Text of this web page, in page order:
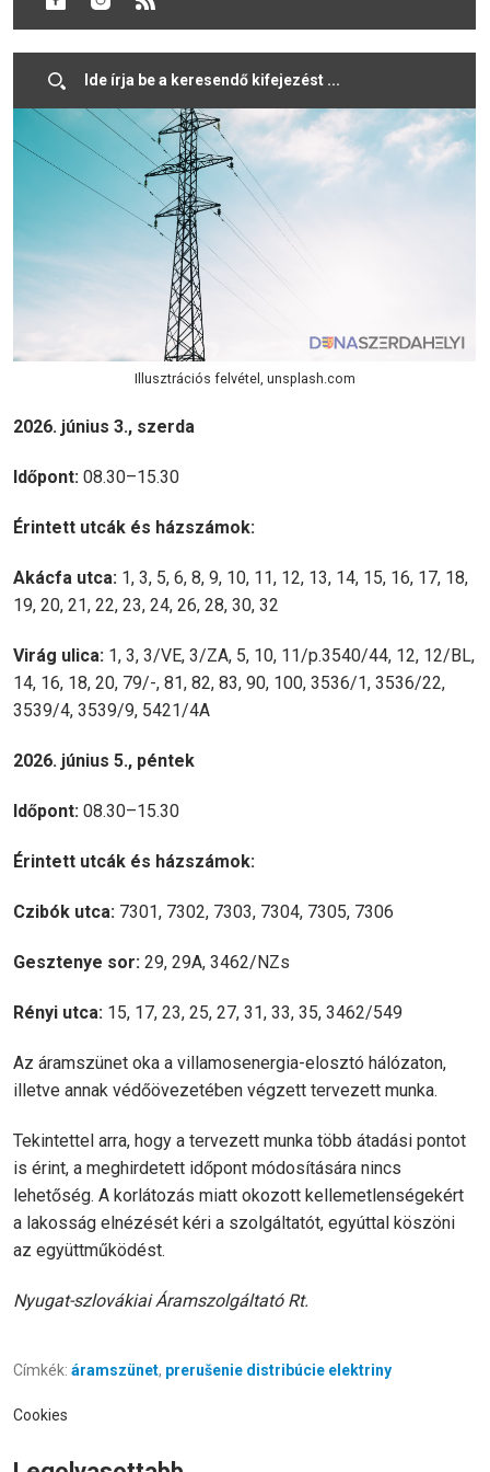
területein.
Illusztrációs felvétel, unsplash.com
2026. június 3., szerda
Időpont: 08.30–15.30
Érintett utcák és házszámok:
Akácfa utca: 1, 3, 5, 6, 8, 9, 10, 11, 12, 13, 14, 15, 16, 17, 18,
19, 20, 21, 22, 23, 24, 26, 28, 30, 32
Virág ulica: 1, 3, 3/VE, 3/ZA, 5, 10, 11/p.3540/44, 12, 12/BL,
14, 16, 18, 20, 79/-, 81, 82, 83, 90, 100, 3536/1, 3536/22,
3539/4, 3539/9, 5421/4A
2026. június 5., péntek
Időpont: 08.30–15.30
Érintett utcák és házszámok:
Czibók utca: 7301, 7302, 7303, 7304, 7305, 7306
Gesztenye sor: 29, 29A, 3462/NZs
Rényi utca: 15, 17, 23, 25, 27, 31, 33, 35, 3462/549
Az áramszünet oka a villamosenergia-elosztó hálózaton,
illetve annak védőövezetében végzett tervezett munka.
Tekintettel arra, hogy a tervezett munka több átadási pontot
is érint, a meghirdetett időpont módosítására nincs
lehetőség. A korlátozás miatt okozott kellemetlenségekért
a lakosság elnézését kéri a szolgáltatót, egyúttal köszöni
az együttműködést.
Nyugat-szlovákiai Áramszolgáltató Rt.
Címkék: áramszünet, prerušenie distribúcie elektriny
Cookies